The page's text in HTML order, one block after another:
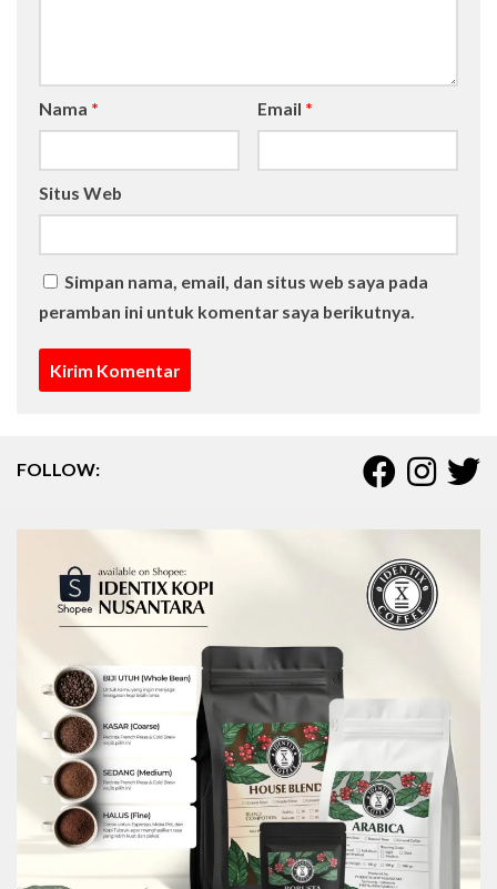
Nama * Email *
Situs Web
Simpan nama, email, dan situs web saya pada
peramban ini untuk komentar saya berikutnya.
FOLLOW: